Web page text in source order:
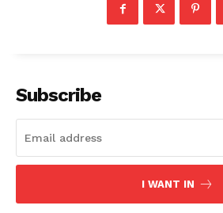
Subscribe
I WANT IN